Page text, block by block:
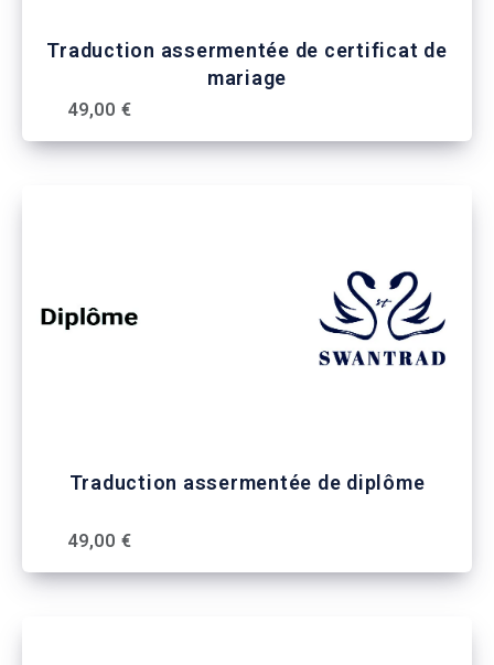
Traduction assermentée de certificat de
mariage
49,00 €
Traduction assermentée de diplôme
49,00 €